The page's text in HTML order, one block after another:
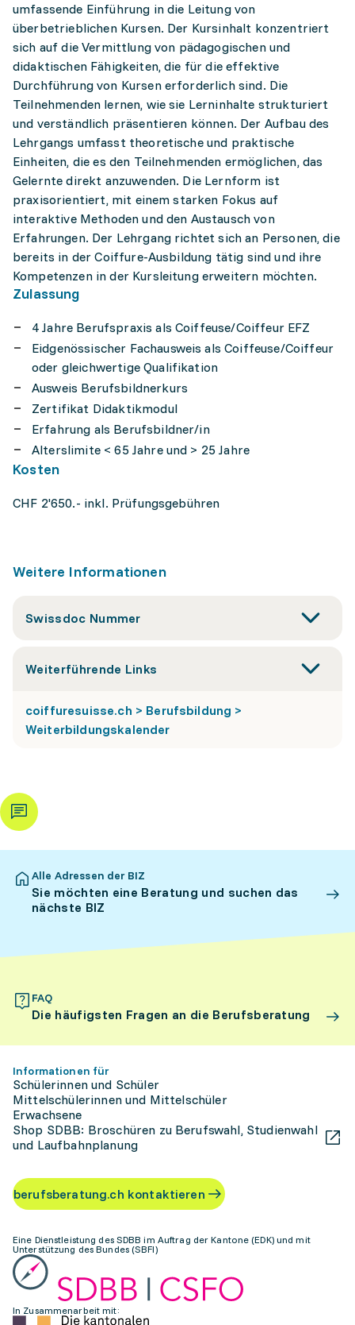
umfassende Einführung in die Leitung von
überbetrieblichen Kursen. Der Kursinhalt konzentriert
sich auf die Vermittlung von pädagogischen und
didaktischen Fähigkeiten, die für die effektive
Durchführung von Kursen erforderlich sind. Die
Teilnehmenden lernen, wie sie Lerninhalte strukturiert
und verständlich präsentieren können. Der Aufbau des
Lehrgangs umfasst theoretische und praktische
Einheiten, die es den Teilnehmenden ermöglichen, das
Gelernte direkt anzuwenden. Die Lernform ist
praxisorientiert, mit einem starken Fokus auf
interaktive Methoden und den Austausch von
Erfahrungen. Der Lehrgang richtet sich an Personen, die
bereits in der Coiffure-Ausbildung tätig sind und ihre
Kompetenzen in der Kursleitung erweitern möchten.
Zulassung
4 Jahre Berufspraxis als Coiffeuse/Coiffeur EFZ
Eidgenössischer Fachausweis als Coiffeuse/Coiffeur
oder gleichwertige Qualifikation
Ausweis Berufsbildnerkurs
Zertifikat Didaktikmodul
Erfahrung als Berufsbildner/in
Alterslimite < 65 Jahre und > 25 Jahre
Kosten
CHF 2'650.- inkl. Prüfungsgebühren
Weitere Informationen
Swissdoc Nummer
Weiterführende Links
coiffuresuisse.ch > Berufsbildung >
Weiterbildungskalender
Alle Adressen der BIZ
Sie möchten eine Beratung und suchen das
nächste BIZ
FAQ
Die häufigsten Fragen an die Berufsberatung
Informationen für
Schülerinnen und Schüler
Mittelschülerinnen und Mittelschüler
Erwachsene
Shop SDBB: Broschüren zu Berufswahl, Studienwahl
und Laufbahnplanung
berufsberatung.ch kontaktieren
Eine Dienstleistung des SDBB im Auftrag der Kantone (EDK) und mit
Unterstützung des Bundes (SBFI)
In Zusammenarbeit mit: